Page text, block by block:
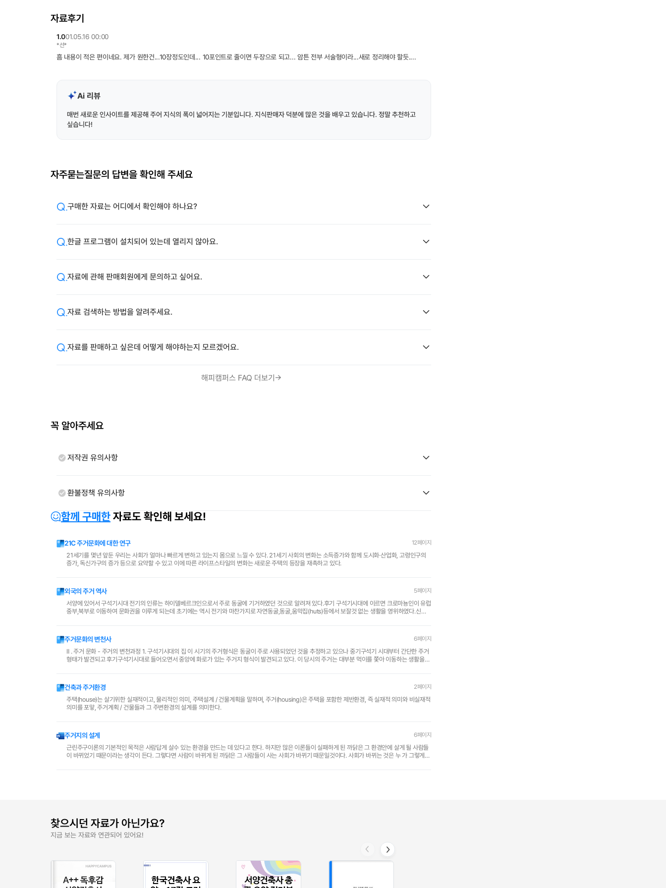
자료후기
1.001.05.16 00:00
*선*
흠 내용이 적은 편이네요. 제가 원한건...10장정도인데... 10포인트로 줄이면 두장으로 되고... 암튼 전부 서술형이라...새로 정리해야 할듯....
Ai 리뷰
매번 새로운 인사이트를 제공해 주어 지식의 폭이 넓어지는 기분입니다. 지식판매자 덕분에 많은 것을 배우고 있습니다. 정말 추천하고
싶습니다!
자주묻는질문의 답변을 확인해 주세요
구매한 자료는 어디에서 확인해야 하나요?
한글 프로그램이 설치되어 있는데 열리지 않아요.
자료에 관해 판매회원에게 문의하고 싶어요.
자료 검색하는 방법을 알려주세요.
자료를 판매하고 싶은데 어떻게 해야하는지 모르겠어요.
해피캠퍼스 FAQ 더보기
꼭 알아주세요
저작권 유의사항
환불정책 유의사항
함께 구매한자료도 확인해 보세요!
21C 주거문화에 대한 연구 12페이지
21세기를 몇년 앞둔 우리는 사회가 얼마나 빠르게 변하고 있는지 몸으로 느낄 수 있다. 21세기 사회의 변화는 소득증가와 함께 도시화·산업화, 고령인구의
증가, 독신가구의 증가 등으로 요약할 수 있고 이에 따른 라이프스타일의 변화는 새로운 주택의 등장을 재촉하고 있다.
외국의 주거 역사 5페이지
서양에 있어서 구석기시대 전기의 인류는 하이델베르크인으로서 주로 동굴에 기거하였던 것으로 알려져 있다.후기 구석기시대에 이르면 크로마뇽인이 유럽
중부,북부로 이동하여 문화권을 이루게 되는데 초기에는 역시 전기와 마찬가지로 자연동굴,동굴,움막집(huts)등에서 보잘것 없는 생활을 영위하였다.신석
주거문화의 변천사 6페이지
Ⅱ . 주거 문화 - 주거의 변천과정 1. 구석기시대의 집 이 시기의 주거형식은 동굴이 주로 사용되었던 것을 추정하고 있으나 중기구석기 시대부터 간단한 주거
형태가 발견되고 후기구석기시대로 들어오면서 중앙에 화로가 있는 주거지 형식이 발견되고 있다. 이 당시의 주거는 대부분 먹이를 쫓아 이동하는 생활을
건축과 주거환경 2페이지
주택(house)는 살기위한 실재적이고, 물리적인 의미, 주택설계 / 건물계획을 말하며, 주거(housing)은 주택을 포함한 제반환경, 즉 실재적 의미와 비실재적
의미를 포맣, 주거계획 / 건물들과 그 주변환경의 설계를 의미한다.
주거지의 설계 6페이지
근린주구이론의 기본적인 목적은 사람답게 살수 있는 환경을 만드는 데 있다고 한다. 하지만 많은 이론들이 실패하게 된 까닭은 그 환경안에 살게 될 사람들
이 바뀌었기 때문이라는 생각이 든다. 그렇다면 사람이 바뀌게 된 까닭은 그 사람들이 사는 사회가 바뀌기 때문일것이다. 사회가 바뀌는 것은 누 가 그렇게
찾으시던 자료가 아닌가요?
지금 보는 자료와 연관되어 있어요!